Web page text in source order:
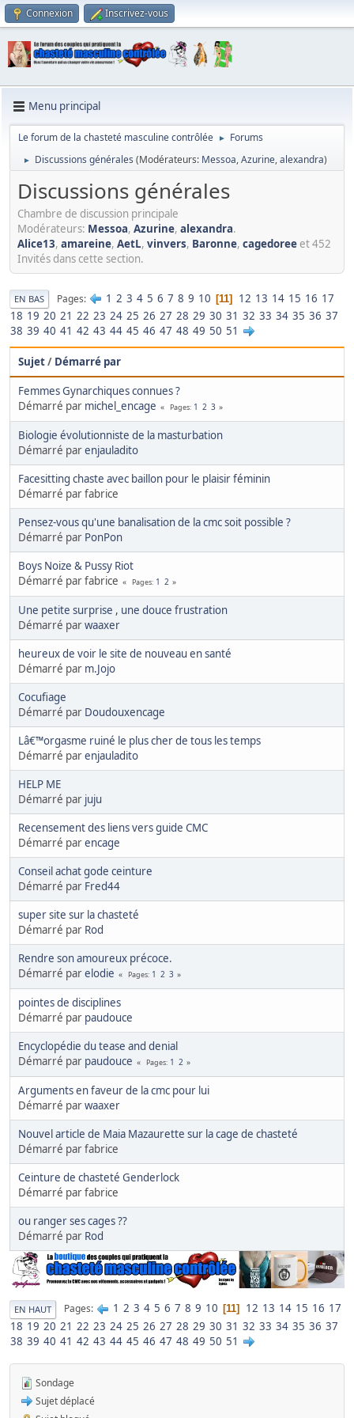
Connexion Inscrivez-vous
Menu principal
Le forum de la chasteté masculine contrôlée ► Forums
► Discussions générales (Modérateurs: Messoa,Azurine,alexandra)
Discussions générales
Chambre de discussion principale
Modérateurs: Messoa, Azurine, alexandra.
Alice13, amareine, AetL, vinvers, Baronne, cagedoree et 452
Invités dans cette section.
EN BAS Pages 1 2 3 4 5 6 7 8 9 10 11 12 13 14 15 16 17
18 19 20 21 22 23 24 25 26 27 28 29 30 31 32 33 34 35 36 37
38 39 40 41 42 43 44 45 46 47 48 49 50 51
Sujet/ Démarré par
Femmes Gynarchiques connues ?
Démarré par michel_encage Pages 1 2 3
Biologie évolutionniste de la masturbation
Démarré parenjauladito
Facesitting chaste avec baillon pour le plaisir féminin
Démarré par fabrice
Pensez-vous qu'une banalisation de la cmc soit possible ?
Démarré par PonPon
Boys Noize & Pussy Riot
Démarré par fabrice
Pages 1 2
Une petite surprise , une douce frustration
Démarré parwaaxer
heureux de voir le site de nouveau en santé
Démarré par m.Jojo
Cocufiage
Démarré par Doudouxencage
Lâ€™orgasme ruiné le plus cher de tous les temps
Démarré parenjauladito
HELP ME
Démarré par juju
Recensement des liens vers guide CMC
Démarré parencage
Conseil achat gode ceinture
Démarré par Fred44
super site sur la chasteté
Démarré par Rod
Rendre son amoureux précoce.
Démarré parelodie Pages 1 2 3
pointes de disciplines
Démarré par paudouce
Encyclopédie du tease and denial
Démarré par paudouce Pages 1 2
Arguments en faveur de la cmc pour lui
Démarré parwaaxer
Nouvel article de Maia Mazaurette sur la cage de chasteté
Démarré par fabrice
Ceinture de chasteté Genderlock
Démarré par fabrice
ou ranger ses cages ??
Démarré par Rod
EN HAUT Pages 1 2 3 4 5 6 7 8 9 10 11 12 13 14 15 16 17
18 19 20 21 22 23 24 25 26 27 28 29 30 31 32 33 34 35 36 37
38 39 40 41 42 43 44 45 46 47 48 49 50 51
Sondage
Sujet déplacé